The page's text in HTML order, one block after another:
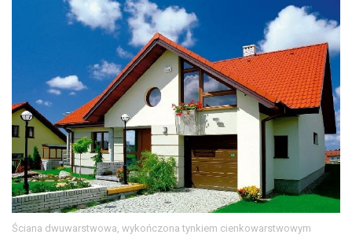
Ściana dwuwarstwowa, wykończona tynkiem cienkowarstwowym